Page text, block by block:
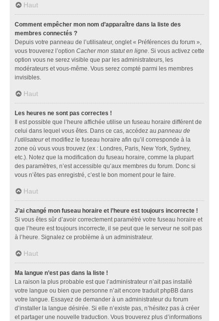
Haut
Comment empêcher mon nom d’apparaître dans la liste des
membres connectés ?
Depuis votre panneau de l’utilisateur, onglet « Préférences du forum »,
vous trouverez l’option Cacher mon statut en ligne. Si vous activez cette
option vous ne serez visible que par les administrateurs, les
modérateurs et vous-même. Vous serez compté parmi les membres
invisibles.
Haut
Les heures ne sont pas correctes !
Il est possible que l’heure affichée utilise un fuseau horaire différent de
celui dans lequel vous êtes. Dans ce cas, accédez au panneau de
l’utilisateuret modifiez le fuseau horaire afin qu’il corresponde à la
zone où vous vous trouvez (ex : Londres, Paris, New York, Sydney,
etc.). Notez que la modification du fuseau horaire, comme la plupart
des paramètres, n’est accessible qu’aux membres du forum. Donc si
vous n’êtes pas enregistré, c’est le bon moment pour le faire.
Haut
J’ai changé mon fuseau horaire et l’heure est toujours incorrecte !
Si vous êtes sûr d’avoir correctement paramétré votre fuseau horaire et
que l’heure est toujours incorrecte, il se peut que le serveur ne soit pas
à l’heure. Signalez ce problème à un administrateur.
Haut
Ma langue n’est pas dans la liste !
La raison la plus probable est que l’administrateur n’ait pas installé
votre langue ou bien que personne n’ait encore traduit phpBB dans
votre langue. Essayez de demander à un administrateur du forum
d’installer la langue désirée. Si elle n’existe pas, n’hésitez pas à créer
et partager une nouvelle traduction. Vous trouverez plus d’informations